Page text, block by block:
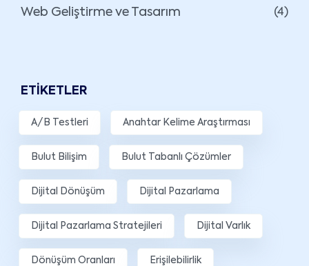
Web Geliştirme ve Tasarım (4)
ETIKETLER
A/B Testleri Anahtar Kelime Araştırması
Bulut Bilişim Bulut Tabanlı Çözümler
Dijital Dönüşüm Dijital Pazarlama
Dijital Pazarlama Stratejileri Dijital Varlık
Dönüşüm Oranları Erişilebilirlik